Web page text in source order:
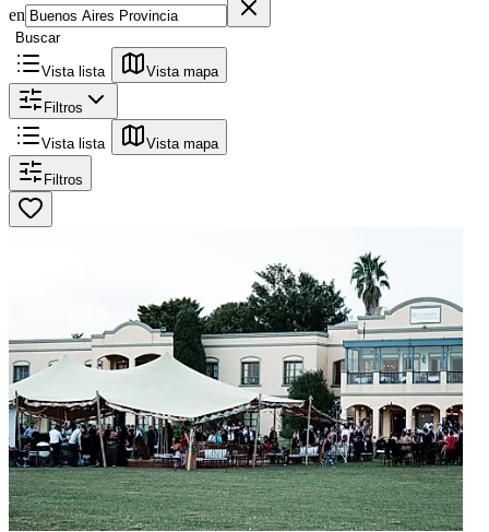
en
Buscar
Vista lista Vista mapa
Filtros
Vista lista Vista mapa
Filtros